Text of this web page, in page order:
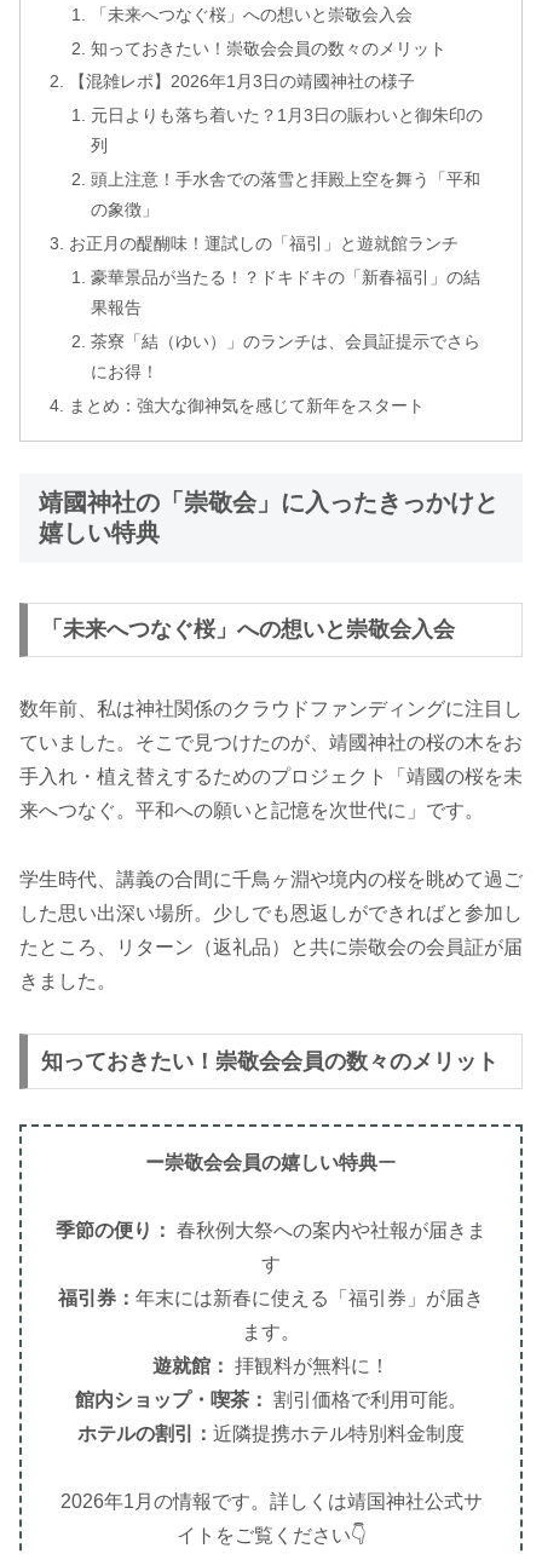
「未来へつなぐ桜」への想いと崇敬会入会
知っておきたい！崇敬会会員の数々のメリット
【混雑レポ】2026年1月3日の靖國神社の様子
元日よりも落ち着いた？1月3日の賑わいと御朱印の
列
頭上注意！手水舎での落雪と拝殿上空を舞う「平和
の象徴」
お正月の醍醐味！運試しの「福引」と遊就館ランチ
豪華景品が当たる！？ドキドキの「新春福引」の結
果報告
茶寮「結（ゆい）」のランチは、会員証提示でさら
にお得！
まとめ：強大な御神気を感じて新年をスタート
靖國神社の「崇敬会」に入ったきっかけと
嬉しい特典
「未来へつなぐ桜」への想いと崇敬会入会
数年前、私は神社関係のクラウドファンディングに注目し
ていました。そこで見つけたのが、靖國神社の桜の木をお
手入れ・植え替えするためのプロジェクト「靖國の桜を未
来へつなぐ。平和への願いと記憶を次世代に」です。
学生時代、講義の合間に千鳥ヶ淵や境内の桜を眺めて過ご
した思い出深い場所。少しでも恩返しができればと参加し
たところ、リターン（返礼品）と共に崇敬会の会員証が届
きました。
知っておきたい！崇敬会会員の数々のメリット
ー崇敬会会員の嬉しい特典ー
季節の便り： 春秋例大祭への案内や社報が届きま
す
福引券： 年末には新春に使える「福引券」が届き
ます。
遊就館： 拝観料が無料に！
館内ショップ・喫茶： 割引価格で利用可能。
ホテルの割引： 近隣提携ホテル特別料金制度
2026年1月の情報です。詳しくは靖国神社公式サ
イトをご覧ください👇